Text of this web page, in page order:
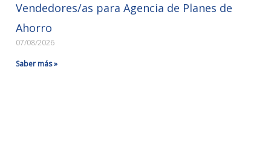
Vendedores/as para Agencia de Planes de
Ahorro
07/08/2026
Saber más »